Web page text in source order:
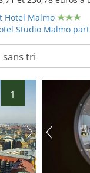
Hotel Malmo
Studio Malmo
1